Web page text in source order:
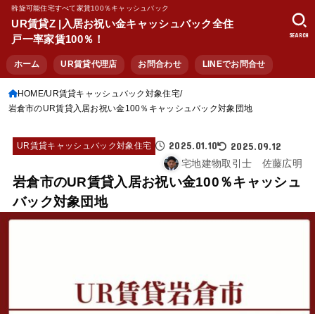
斡旋可能住宅すべて家賃100％キャッシュバック
UR賃貸Z |入居お祝い金キャッシュバック全住
戸一率家賃100％！
ホーム UR賃貸代理店 お問合わせ LINEでお問合せ
SEARCH
HOME UR賃貸キャッシュバック対象住宅
岩倉市のUR賃貸入居お祝い金100％キャッシュバック対象団地
UR賃貸キャッシュバック対象住宅 2025.01.10 2025.09.12
宅地建物取引士 佐藤広明
岩倉市のUR賃貸入居お祝い金100％キャッシュ
バック対象団地